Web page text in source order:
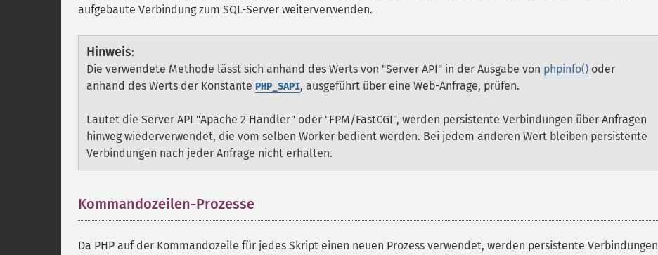
aufgebaute Verbindung zum SQL-Server weiterverwenden.
Hinweis:
Die verwendete Methode lässt sich anhand des Werts von "Server API" in der Ausgabe von phpinfo() oder
anhand des Werts der Konstante PHP_SAPI, ausgeführt über eine Web-Anfrage, prüfen.
Lautet die Server API "Apache 2 Handler" oder "FPM/FastCGI", werden persistente Verbindungen über Anfragen
hinweg wiederverwendet, die vom selben Worker bedient werden. Bei jedem anderen Wert bleiben persistente
Verbindungen nach jeder Anfrage nicht erhalten.
Kommandozeilen-Prozesse
Da PHP auf der Kommandozeile für jedes Skript einen neuen Prozess verwendet, werden persistente Verbindungen